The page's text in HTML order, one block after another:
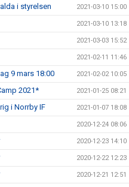
i styrelsen 2021-03-10 15:00
2021-03-10 13:18
2021-03-03 15:52
2021-02-11 11:46
9 mars 18:00 2021-02-02 10:05
2021* 2021-01-25 08:21
i Norrby IF 2021-01-07 18:08
2020-12-24 08:06
2020-12-23 14:10
2020-12-22 12:23
2020-12-21 12:51